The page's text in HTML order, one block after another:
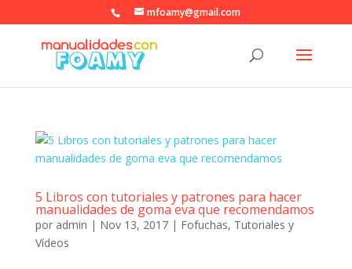
mfoamy@gmail.com
5 Libros con tutoriales y patrones para hacer
manualidades de goma eva que recomendamos
por admin | Nov 13, 2017| Fofuchas, Tutoriales y
Vídeos